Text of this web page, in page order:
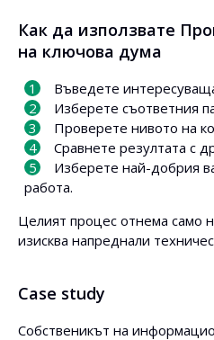
Как да използвате
на ключова дума
Въведете
Изберете съответния
Проверете нивото на
Сравнете резултата с
Изберете най-добрия
работа.
Целият процес отнема само
изисква напреднали
Case study
Собственикът на